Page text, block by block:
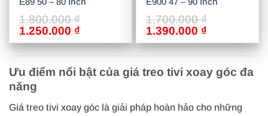
1.800.000₫
Giá
gốc
là:
1.800.000 ₫.
1.250.000 ₫
hiện
tại
là:
1.250.000 ₫.
1.700.000₫
Giá
gốc
là:
1.700.000 ₫.
1.390.000 ₫
hiện
tại
1.390.000
Ưu điểm nổi bật của giá treo tivi xoay góc đa
năng
Giá treo tivi xoay góc là giải pháp hoàn hảo cho những